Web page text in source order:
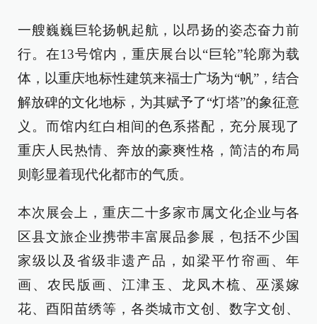
一艘巍巍巨轮扬帆起航，以昂扬的姿态奋力前
行。在13号馆内，重庆展台以“巨轮”轮廓为载
体，以重庆地标性建筑来福士广场为“帆”，结合
解放碑的文化地标，为其赋予了“灯塔”的象征意
义。而馆内红白相间的色系搭配，充分展现了
重庆人民热情、奔放的豪爽性格，简洁的布局
则彰显着现代化都市的气质。
本次展会上，重庆二十多家市属文化企业与各
区县文旅企业携带丰富展品参展，包括不少国
家级以及省级非遗产品，如梁平竹帘画、年
画、农民版画、江津玉、龙凤木梳、巫溪嫁
花、酉阳苗绣等，各类城市文创、数字文创、